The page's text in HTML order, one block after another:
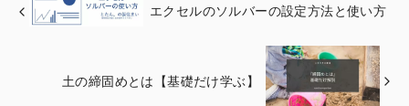
エクセルのソルバーの設定方法と使い方
土の締固めとは【基礎だけ学ぶ】